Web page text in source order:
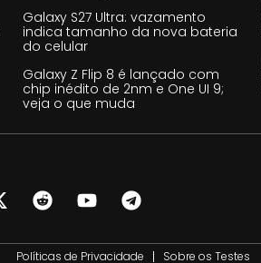
Galaxy S27 Ultra: vazamento
indica tamanho da nova bateria
do celular
Galaxy Z Flip 8 é lançado com
chip inédito de 2nm e One UI 9;
veja o que muda
Políticas de Privacidade Sobre os Testes